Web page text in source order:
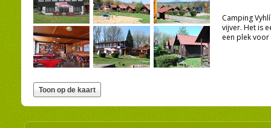
Camping
vijver. Het is
een plek